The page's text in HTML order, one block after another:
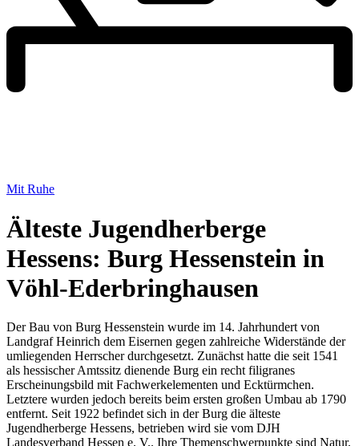
Mit Ruhe
Älteste Jugendherberge
Hessens: Burg Hessenstein in
Vöhl-Ederbringhausen
Der Bau von Burg Hessenstein wurde im 14. Jahrhundert von
Landgraf Heinrich dem Eisernen gegen zahlreiche Widerstände der
umliegenden Herrscher durchgesetzt. Zunächst hatte die seit 1541
als hessischer Amtssitz dienende Burg ein recht filigranes
Erscheinungsbild mit Fachwerkelementen und Ecktürmchen.
Letztere wurden jedoch bereits beim ersten großen Umbau ab 1790
entfernt. Seit 1922 befindet sich in der Burg die älteste
Jugendherberge Hessens, betrieben wird sie vom DJH
Landesverband Hessen e. V.. Ihre Themenschwerpunkte sind Natur,